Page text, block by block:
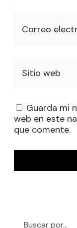
Correo
Sitio web
Guarda mi
web en este
que comente.